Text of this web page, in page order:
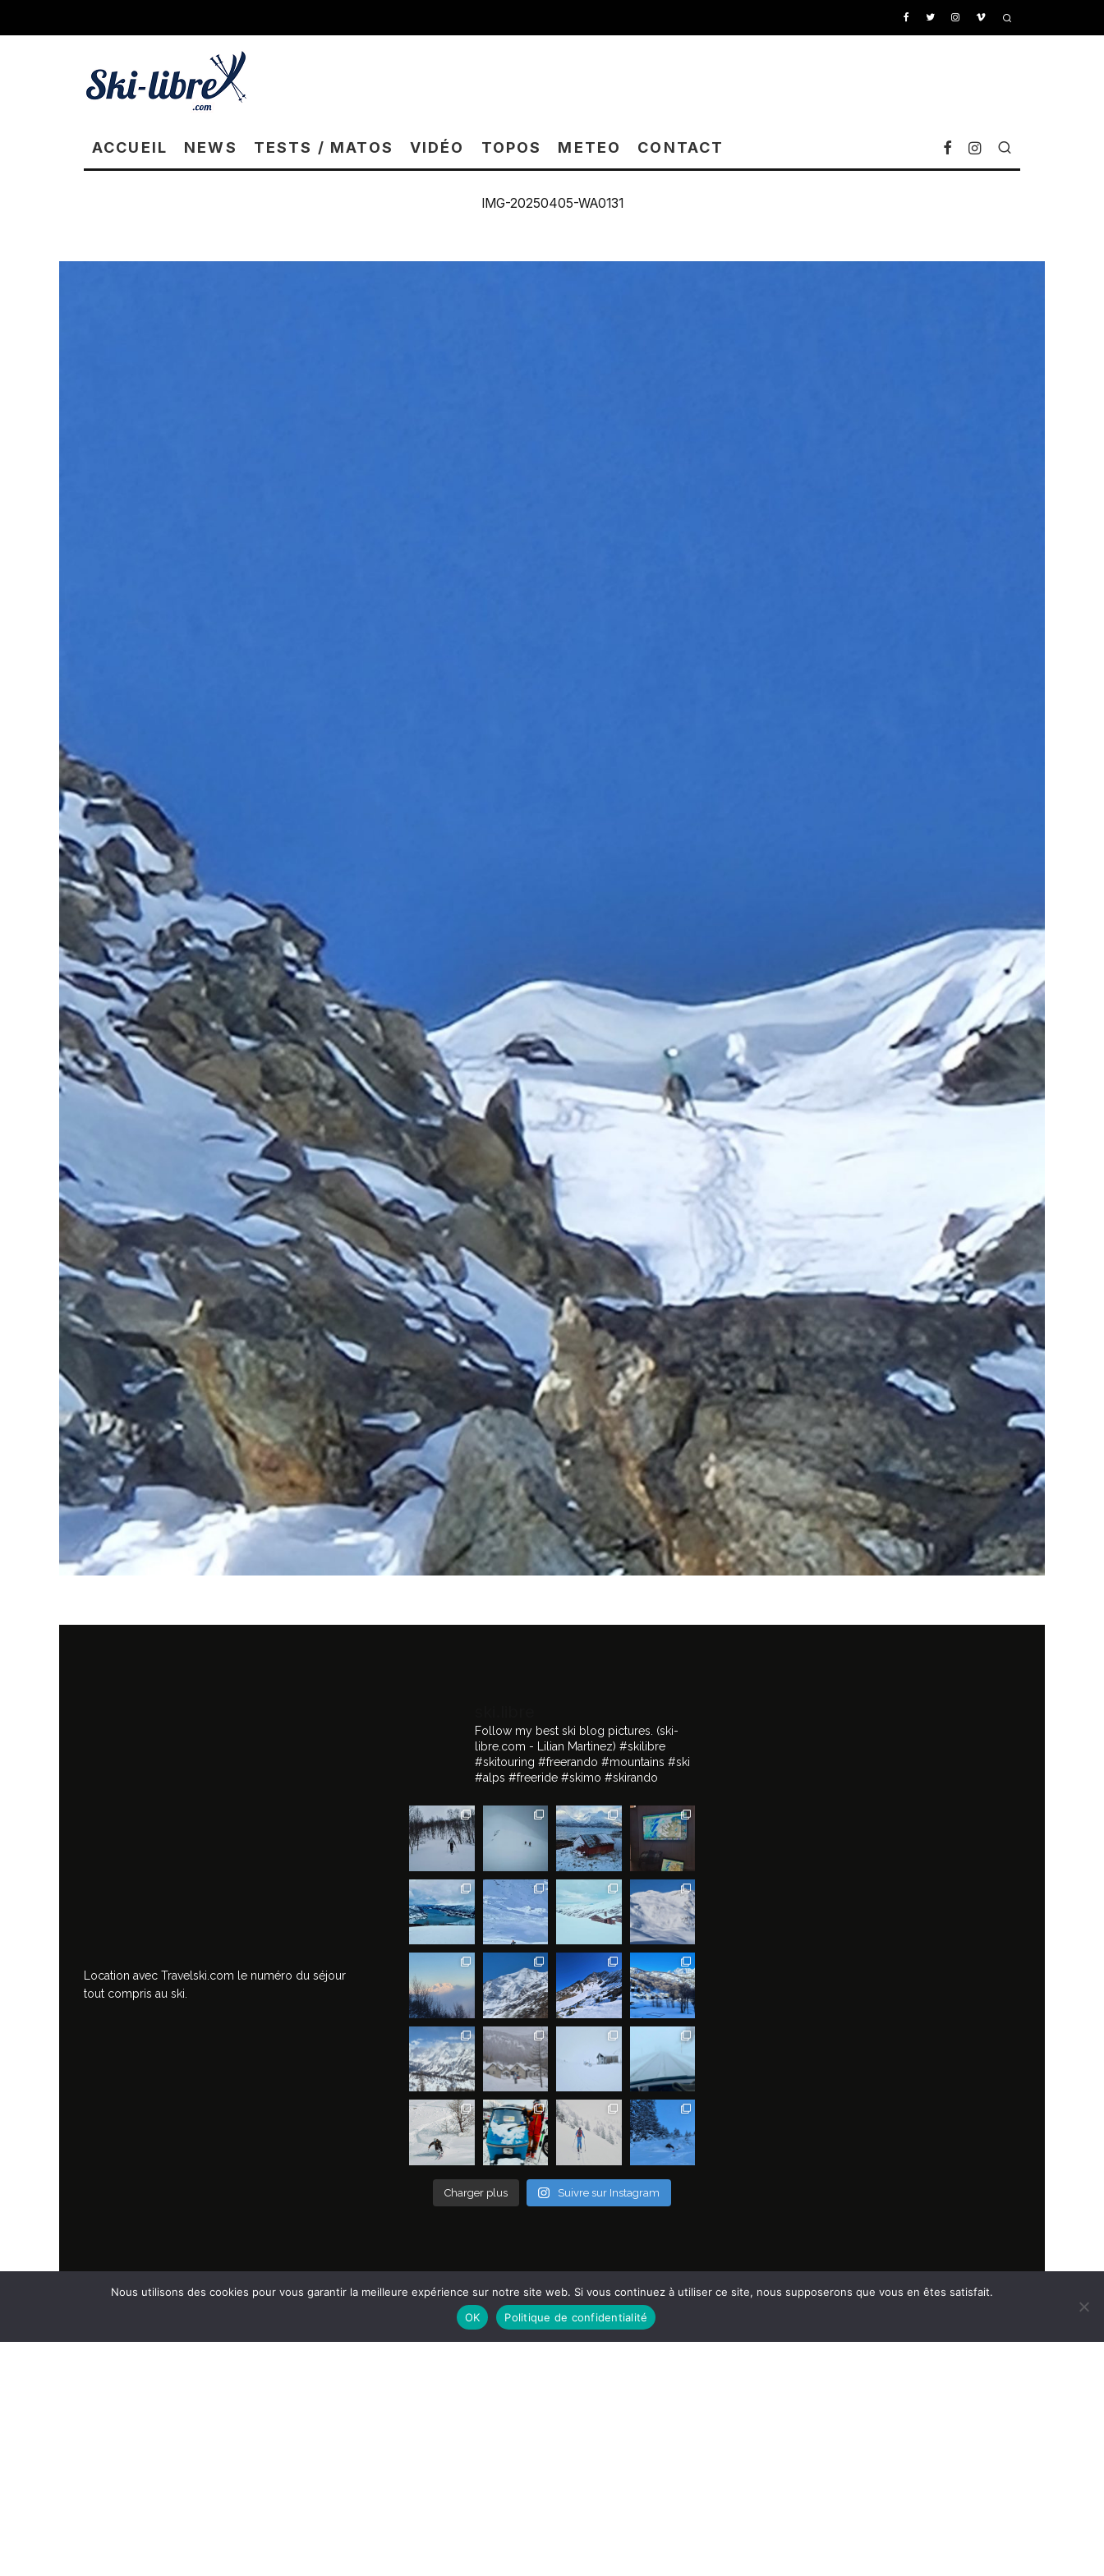
ACCUEIL NEWS TESTS / MATOS VIDÉO TOPOS METEO CONTACT
IMG-20250405-WA0131
Location avec Travelski.com le numéro du séjour
tout compris au ski.
Follow my best ski blog pictures. (ski-
libre.com - Lilian Martinez) #skilibre
#skitouring #freerando #mountains #ski
#alps #freeride #skimo #skirando
Charger plus Suivre sur Instagram
LIENS
Nous utilisons des cookies pour vous garantir la meilleure expérience sur notre site web. Si vous continuez à utiliser ce site, nous supposerons que vous en êtes satisfait.
OK
Politique de confidentialité